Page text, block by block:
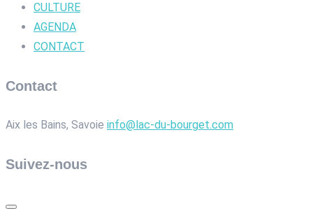
CULTURE
AGENDA
CONTACT
Contact
Aix les Bains, Savoie info@lac-du-bourget.com
Suivez-nous